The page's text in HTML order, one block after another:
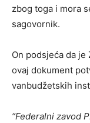
zbog toga i mora
sagovornik.
On podsjeća da
ovaj dokument
vanbudžetskih
“Federalni zavod